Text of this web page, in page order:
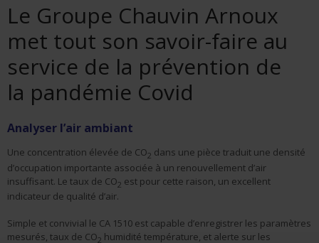
Le Groupe Chauvin Arnoux
met tout son savoir-faire au
service de la prévention de
la pandémie Covid
Analyser l’air ambiant
Une concentration élevée de CO2 dans une pièce traduit une densité
d’occupation importante associée à un renouvellement d’air
insuffisant. Le taux de CO2 est pour cette raison, un excellent
indicateur de qualité d’air.
Simple et convivial le CA 1510 est capable d’enregistrer les paramètres
mesurés, taux de CO2 humidité température, et alerte sur les